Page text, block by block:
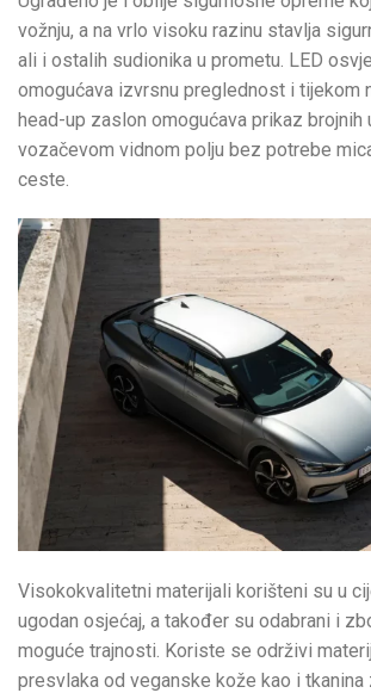
vožnju, a na vrlo visoku razinu stavlja
ali i ostalih sudionika u prometu. LED
omogućava izvrsnu preglednost i tijekom
head-up zaslon omogućava prikaz brojnih
vozačevom vidnom polju bez potrebe
ceste.
Visokokvalitetni materijali korišteni su u
ugodan osjećaj, a također su odabrani i
moguće trajnosti. Koriste se održivi
presvlaka od veganske kože kao i tkanina